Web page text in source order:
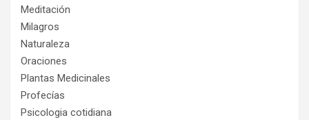
Meditación
Milagros
Naturaleza
Oraciones
Plantas Medicinales
Profecías
Psicologia cotidiana